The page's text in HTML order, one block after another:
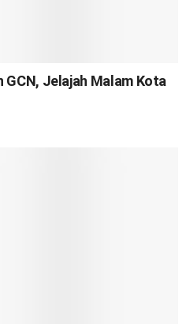
GCN, Jelajah Malam Kota